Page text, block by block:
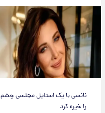
نانسی با یک استایل مجلسی چشم‌ها
را خیره کرد